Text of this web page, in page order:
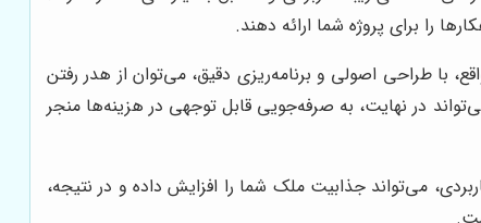
را برای پروژه شما ارائه دهند.
با طراحی اصولی و برنامه‌ریزی دقیق، می‌توان از هدر رفتن
در نهایت، به صرفه‌جویی قابل توجهی در هزینه‌ها منجر
می‌تواند جذابیت ملک شما را افزایش داده و در نتیجه،